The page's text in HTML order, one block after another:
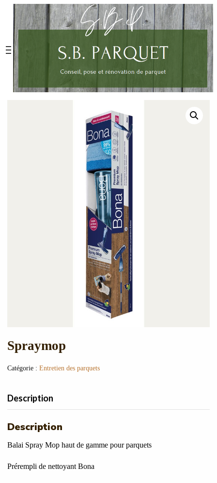
Spraymop
Catégorie : Entretien des parquets
Description
Description
Balai Spray Mop haut de gamme pour parquets
Prérempli de nettoyant Bona